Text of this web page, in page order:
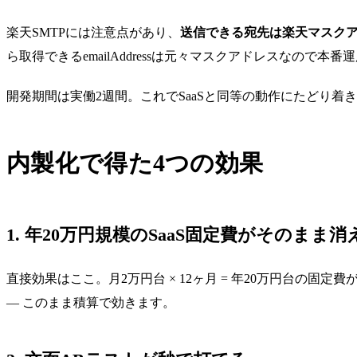
楽天SMTPには注意点があり、 送信できる宛先は楽天マスク
ら取得できるemailAddressは元々マスクアドレスなので本
開発期間は実働2週間。これでSaaSと同等の動作にたどり着
内製化で得た4つの効果
1. 年20万円規模のSaaS固定費がそのまま消
直接効果はここ。月2万円台 × 12ヶ月 = 年20万円台の固定
— このまま積算で効きます。